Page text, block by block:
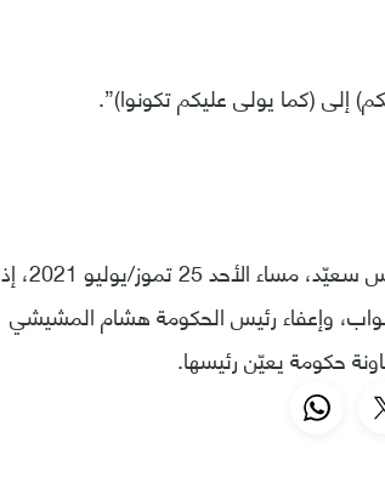
إلى (كما يولى عليكم تكونوا)”.
وتأتي تغريدة القاسم تزامنا مع قرارات الرئيس التونسي قيس سعيّد، مساء الأحد 25 تموز/يوليو 2021، إذ
وإعفاء رئيس الحكومة هشام المشيشي
حكومة يعيّن رئيسها.